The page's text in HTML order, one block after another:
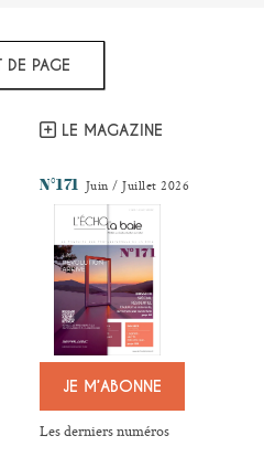
HAUT DE PAGE
LE MAGAZINE
N°171 Juin / Juillet 2026
JE M’ABONNE
Les derniers numéros